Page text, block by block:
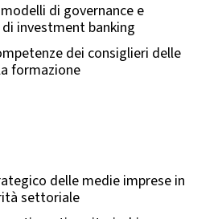
di governance e
investment banking
dei consiglieri delle
formazione
delle medie imprese in
settoriale